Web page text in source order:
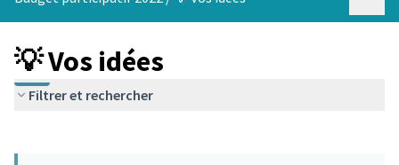
💡 Vos idées
Filtrer et rechercher